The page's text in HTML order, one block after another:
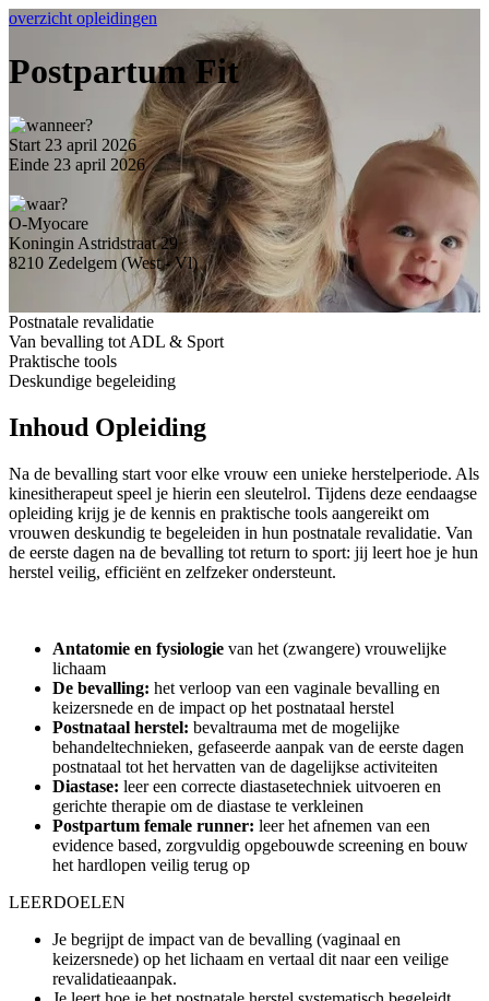
overzicht opleidingen
Postpartum Fit
Start 23 april 2026
Einde 23 april 2026
O-Myocare
Koningin Astridstraat 29
8210 Zedelgem (West - Vl)
Postnatale revalidatie
Van bevalling tot ADL & Sport
Praktische tools
Deskundige begeleiding
Inhoud Opleiding
Na de bevalling start voor elke vrouw een unieke herstelperiode. Als
kinesitherapeut speel je hierin een sleutelrol. Tijdens deze eendaagse
opleiding krijg je de kennis en praktische tools aangereikt om
vrouwen deskundig te begeleiden in hun postnatale revalidatie. Van
de eerste dagen na de bevalling tot return to sport: jij leert hoe je hun
herstel veilig, efficiënt en zelfzeker ondersteunt.
Antatomie en fysiologie van het (zwangere) vrouwelijke
lichaam
De bevalling: het verloop van een vaginale bevalling en
keizersnede en de impact op het postnataal herstel
Postnataal herstel: bevaltrauma met de mogelijke
behandeltechnieken, gefaseerde aanpak van de eerste dagen
postnataal tot het hervatten van de dagelijkse activiteiten
Diastase: leer een correcte diastasetechniek uitvoeren en
gerichte therapie om de diastase te verkleinen
Postpartum female runner: leer het afnemen van een
evidence based, zorgvuldig opgebouwde screening en bouw
het hardlopen veilig terug op
LEERDOELEN
Je begrijpt de impact van de bevalling (vaginaal en
keizersnede) op het lichaam en vertaal dit naar een veilige
revalidatieaanpak.